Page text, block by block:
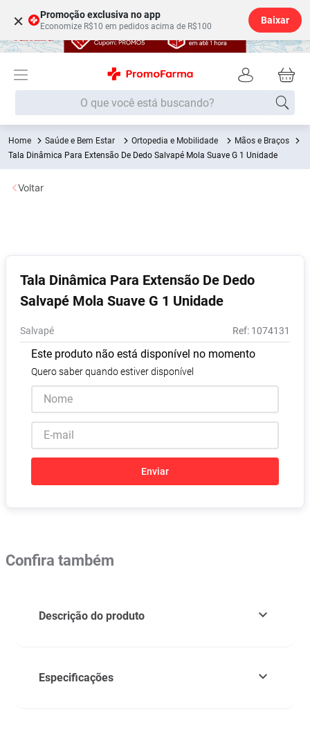
× Promoção exclusiva no app
Economize R$10 em pedidos acima de R$100
Baixar
O que você está buscando?
Saúde e Bem Estar Ortopedia e Mobilidade
Mãos e Braços
Tala Dinâmica Para Extensão De Dedo Salvapé Mola Suave G 1 Unidade
Tala Dinâmica Para Extensão De Dedo
Salvapé Mola Suave G 1 Unidade
Salvapé : 1074131
Este produto não está disponível no momento
Quero saber quando estiver disponível
Enviar
Voltar
Confira também
Descrição do produto
Especificações
Termos mais buscados
1º Fralda
2
6 º Desodorante
7º Shampoo
8º
9º Pampers Confort Sec
10º Lavitan